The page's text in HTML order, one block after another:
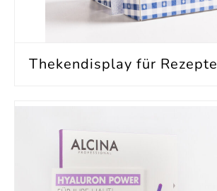
Thekendisplay für Rezepte